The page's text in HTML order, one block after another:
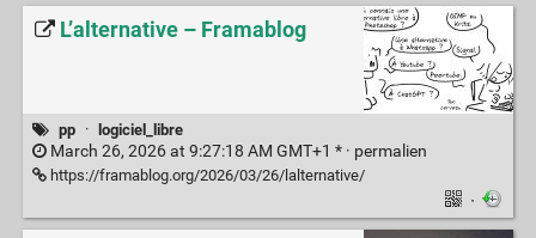
L’alternative – Framablog
pp · logiciel_libre
March 26, 2026 at 9:27:18 AM GMT+1 * · permalien
https://framablog.org/2026/03/26/lalternative/
·